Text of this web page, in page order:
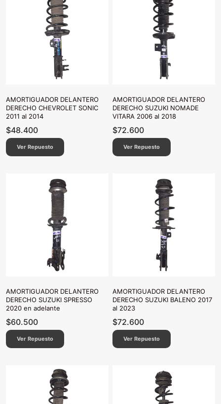
AMORTIGUADOR DELANTERO
DERECHO CHEVROLET SONIC
2011 al 2014
$48.400
Ver Repuesto
AMORTIGUADOR DELANTERO
DERECHO SUZUKI NOMADE
VITARA 2006 al 2018
$72.600
Ver Repuesto
AMORTIGUADOR DELANTERO
DERECHO SUZUKI SPRESSO
2020 en adelante
$60.500
Ver Repuesto
AMORTIGUADOR DELANTERO
DERECHO SUZUKI BALENO 2017
al 2023
$72.600
Ver Repuesto